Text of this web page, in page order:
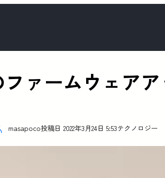
ファームウェア
masapoco投稿日 2022年3月24日 5:53テクノロジー